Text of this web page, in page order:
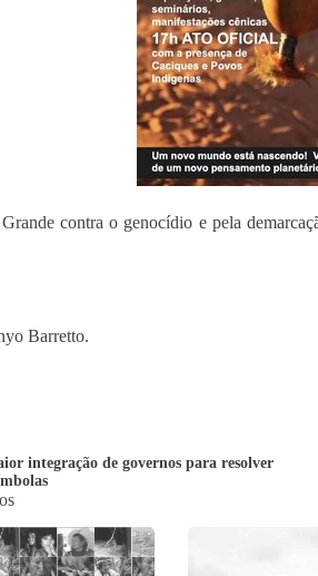
contra o genocídio e pela
Barretto.
integração de governos para resolver